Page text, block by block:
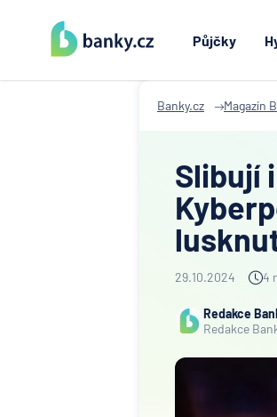
Půjčky
Banky.cz Magazín
Slibují
29.10.2024 4
Redakce
Redakce